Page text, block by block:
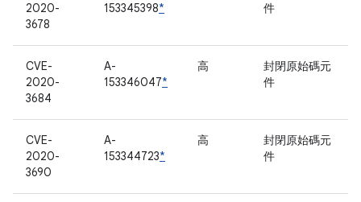
2020-
3678
153345398*
件
CVE-
2020-
3684
A-
153346047*
高
封閉原始碼元
件
CVE-
2020-
3690
A-
153344723*
高
封閉原始碼元
件